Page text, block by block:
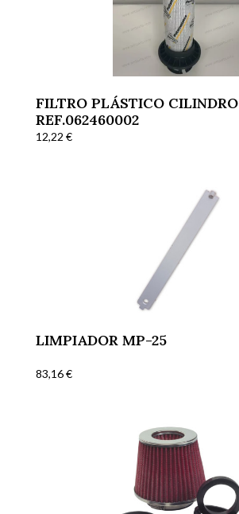
FILTRO PLÁSTICO CILINDRO
REF.062460002
12,22 €
LIMPIADOR MP-25
83,16€